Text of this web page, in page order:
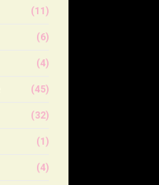
(11)
(6)
(4)
(45)
(32)
(1)
(4)